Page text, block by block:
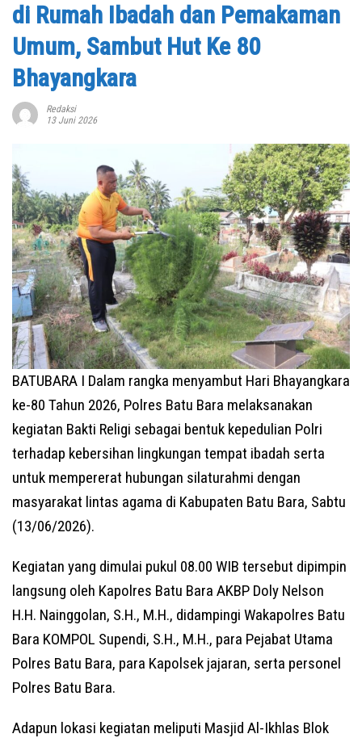
di Rumah Ibadah dan Pemakaman
Umum, Sambut Hut Ke 80
Bhayangkara
Redaksi
13 Juni 2026
BATUBARA I Dalam rangka menyambut Hari Bhayangkara
ke-80 Tahun 2026, Polres Batu Bara melaksanakan
kegiatan Bakti Religi sebagai bentuk kepedulian Polri
terhadap kebersihan lingkungan tempat ibadah serta
untuk mempererat hubungan silaturahmi dengan
masyarakat lintas agama di Kabupaten Batu Bara, Sabtu
(13/06/2026).
Kegiatan yang dimulai pukul 08.00 WIB tersebut dipimpin
langsung oleh Kapolres Batu Bara AKBP Doly Nelson
H.H. Nainggolan, S.H., M.H., didampingi Wakapolres Batu
Bara KOMPOL Supendi, S.H., M.H., para Pejabat Utama
Polres Batu Bara, para Kapolsek jajaran, serta personel
Polres Batu Bara.
Adapun lokasi kegiatan meliputi Masjid Al-Ikhlas Blok